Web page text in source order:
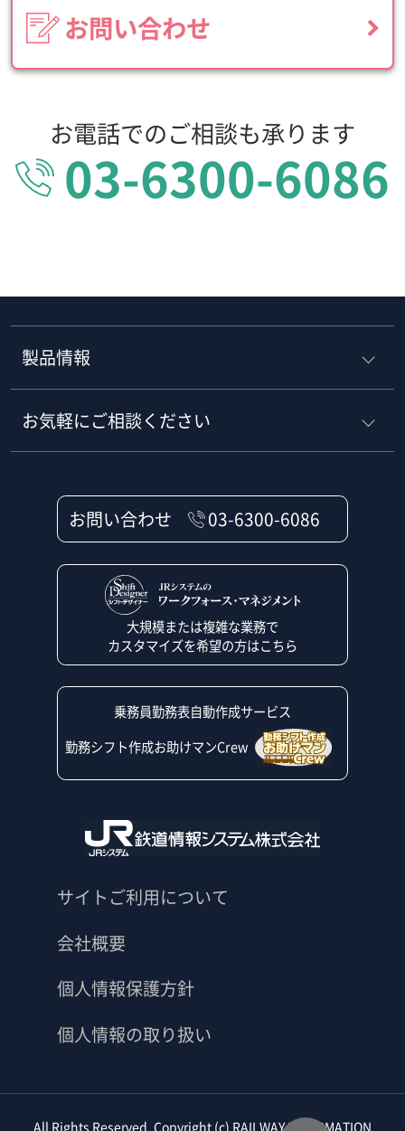
お問い合わせ
お電話でのご相談も承ります
03-6300-6086
製品情報
お気軽にご相談ください
お問い合わせ 03-6300-6086
大規模または複雑な業務で
カスタマイズを希望の方はこちら
乗務員勤務表自動作成サービス
勤務シフト作成お助けマンCrew
サイトご利用について
会社概要
個人情報保護方針
個人情報の取り扱い
All Rights Reserved. Copyright (c) RAILWAY INFORMATION